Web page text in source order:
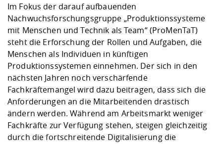
Im Fokus der darauf aufbauenden
Nachwuchsforschungsgruppe „Produktionssysteme
mit Menschen und Technik als Team“ (ProMenTaT)
steht die Erforschung der Rollen und Aufgaben, die
Menschen als Individuen in künftigen
Produktionssystemen einnehmen. Der sich in den
nächsten Jahren noch verschärfende
Fachkräftemangel wird dazu beitragen, dass sich die
Anforderungen an die Mitarbeitenden drastisch
ändern werden. Während am Arbeitsmarkt weniger
Fachkräfte zur Verfügung stehen, steigen gleichzeitig
durch die fortschreitende Digitalisierung die